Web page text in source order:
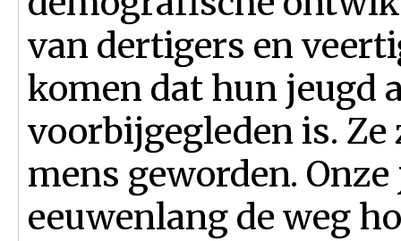
van dertigers en
komen dat hun jeugd
voorbijgegleden is.
mens geworden.
eeuwenlang de weg